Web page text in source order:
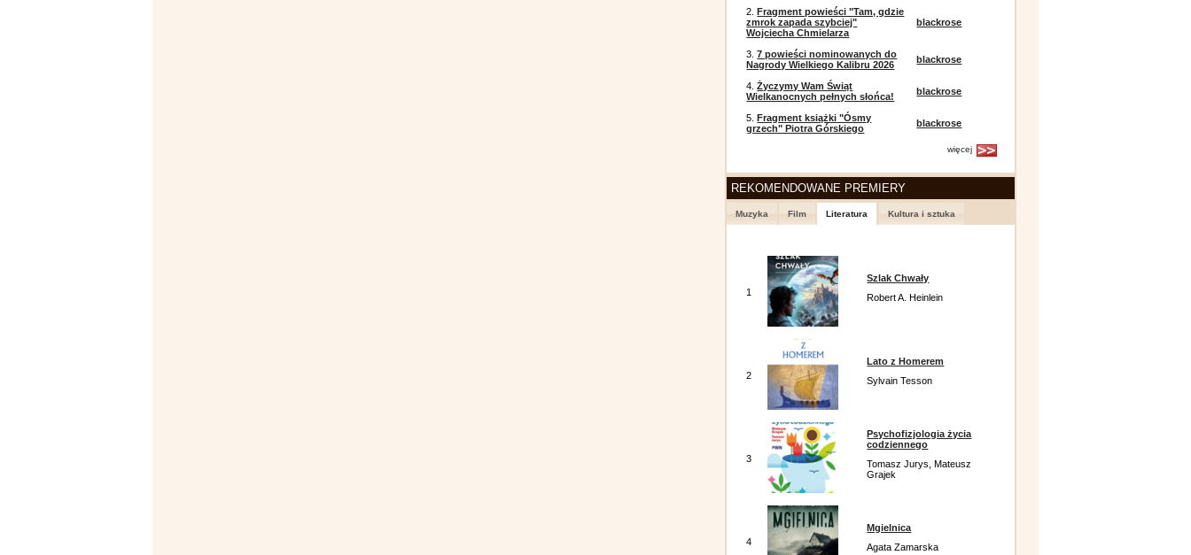
2.Fragment powieści "Tam, gdzie
zmrok zapada szybciej"
Wojciecha Chmielarza
blackrose
3.7 powieści nominowanych do
Nagrody Wielkiego Kalibru 2026
blackrose
4.Życzymy Wam Świąt
Wielkanocnych pełnych słońca!
blackrose
5.Fragment książki "Ósmy
grzech" Piotra Górskiego
blackrose
więcej
REKOMENDOWANE PREMIERY
Muzyka Film Literatura Kultura i sztuka
1
Szlak Chwały
Robert A. Heinlein
2
Lato z Homerem
Sylvain Tesson
3
Psychofizjologia życia
codziennego
Tomasz Jurys, Mateusz
Grajek
4
Mgielnica
Agata Zamarska